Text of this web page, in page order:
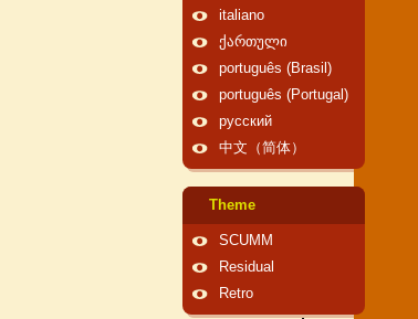
italiano
ქართული
português (Brasil)
português (Portugal)
русский
中文（简体）
Theme
SCUMM
Residual
Retro